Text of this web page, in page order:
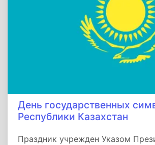
День государственных
Республики Казахстан
Праздник учрежден Указом